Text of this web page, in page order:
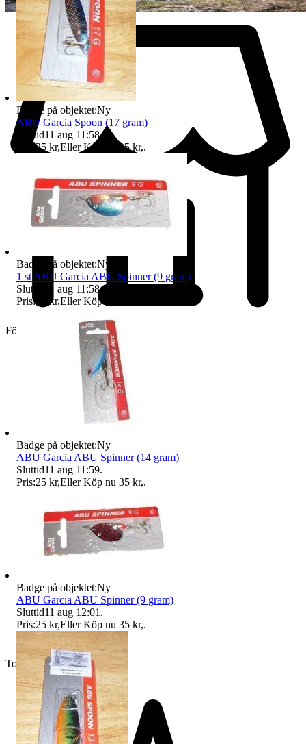
Företag
Toppsäljare
Badge på objektet:Ny
ABU Garcia Spoon (17 gram)
Sluttid11 aug 11:58.
Pris:25 kr,Eller Köp nu 35 kr,.
Badge på objektet:Ny
1 st ABU Garcia ABU Spinner (9 gram)
Sluttid
11 aug 11:58.
Pris: 25 kr,Eller Köp nu
Badge på objektet:Ny
ABU Garcia ABU Spinner (14 gram)
Sluttid11 aug 11:59.
Pris:25 kr,Eller Köp nu 35 kr,.
Badge på objektet:Ny
ABU Garcia ABU Spinner (9 gram)
Sluttid11 aug 12:01 .
Pris:25 kr,Eller Köp nu 35 kr,.